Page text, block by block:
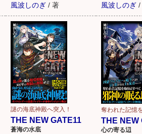
風波しのぎ / 著 風波しのぎ /
謎の海底神殿へ突入！
THE NEW GATE11
蒼海の水底
奪われた記憶
THE NEW
心の寄る辺